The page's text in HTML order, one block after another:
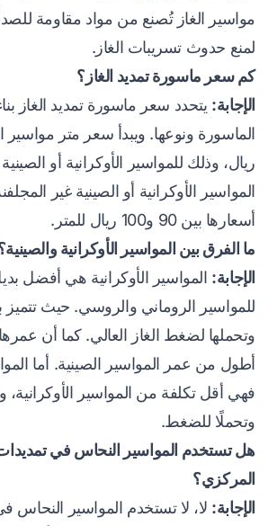
مواسير الغاز تُصنع من مواد مقاومة
لمنع حدوث تسريبات الغاز.
كم سعر ماسورة تمديد الغاز؟
الإجابة: يتحدد سعر ماسورة تمديد الغاز
ريال، وذلك للمواسير الأوكرانية أو
المواسير الأوكرانية أو الصينية غير
أسعارها بين 90 و100 ريال للمتر.
ما الفرق بين المواسير الأوكرانية
الإجابة: المواسير الأوكرانية هي أفضل
للمواسير الروماني والروسي. حيث تتميز
وتحملها لضغط الغاز العالي. كما أن
أطول من عمر المواسير الصينية. أما
فهي أقل تكلفة من المواسير الأوكرانية،
وتحملًا للضغط.
هل تستخدم المواسير النحاس في تمديدات
المركزي؟
الإجابة: لا، لا تستخدم المواسير النحاس